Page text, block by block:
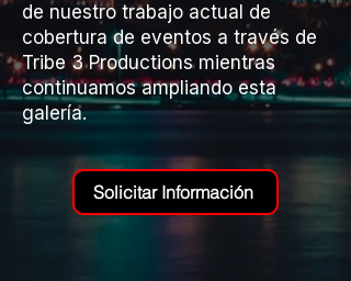
de nuestro trabajo actual de
cobertura de eventos a través de
Tribe 3 Productions mientras
continuamos ampliando esta
galería.
Solicitar Información